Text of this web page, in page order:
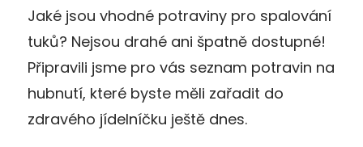
Jaké jsou vhodné potraviny pro spalování
tuků? Nejsou drahé ani špatně dostupné!
Připravili jsme pro vás seznam potravin na
hubnutí, které byste měli zařadit do
zdravého jídelníčku ještě dnes.